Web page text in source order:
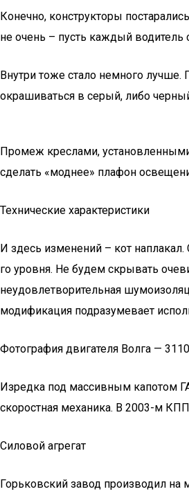
Конечно, конструкторы
не очень – пусть каждый
Внутри тоже стало немного лучше.
окрашиваться в серый, либо
Промеж креслами, установленными
сделать «моднее» плафон
Технические характеристики
И здесь изменений – кот
го уровня. Не будем скрывать
неудовлетворительная
модификация подразумевает
Фотография двигателя Волга — 3110
Изредка под массивным капотом
скоростная механика. В 2003-м
Силовой агрегат
Горьковский завод производил на